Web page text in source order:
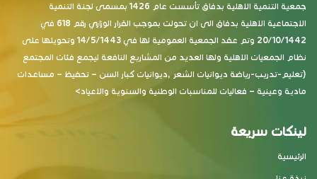
جمعية التنمية الاهلية بدفاق تأسست عام 1426 بمسمى لجنة التنمية
الاجتماعية الاهلية بدفاق الى ان تحولت بموجب القرار الوزاري رقم 618 في
20/10/1442 وتم عقد الجمعية العمومية لها في 14/5/1443 وتحويلها على
نظام الجمعيات الاهلية ولها العديد من المشاريع النافعة ليجمع فئات المجتمع
(تعليم-تدريب-رياضة ديوانيات الشعر ,ديوانيات كبار السن – تحفيظ – مساعدات
مادية وعينية – فعاليات للمناسبات الوطنية والسنوية والاعياد>
لينكات سريعة
الرئيسية